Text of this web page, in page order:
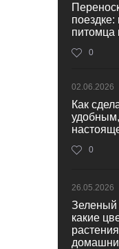
поездке:
питомца
0
02.06.2026
Как
0
26.05.2026
Зеленый
какие